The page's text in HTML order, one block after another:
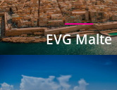
EVG Malte